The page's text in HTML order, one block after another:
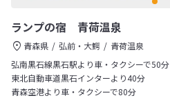
ランプの宿 青荷温泉
青森県 弘前・大鰐
青荷温泉
弘南黒石線黒石駅より車・タクシーで50分
東北自動車道黒石インターより40分
青森空港より車・タクシーで80分